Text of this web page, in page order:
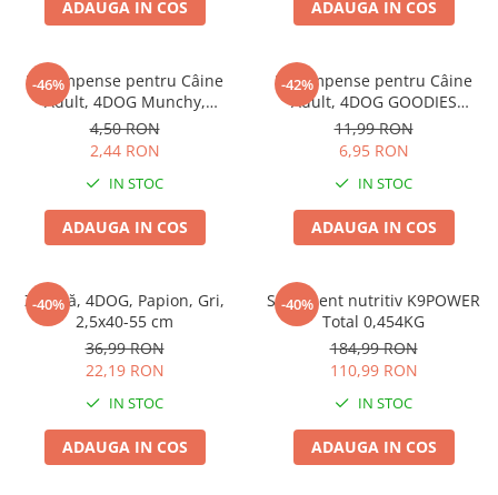
Pernuțe
Proteice
Umede
Îngrijire Pisici
Așternut Igienic Pisici
Igienă Pisici
Antiparazitare Pisici
Vitamine Pisici
Accesorii Pisici
Culcușuri & Saltele Pisici
Ansambluri Pisici
Castroane & Adapatori Pisici
Cuști & Genți Pisici
Litiere Pisici
ADAUGA IN COS ADAUGA IN COS
-46%
Recompense pentru Câine
Adult, 4DOG Munchy,
Batoane, Vită, 12.5cm, 10
bucăți
4,50 RON
2,44 RON
IN STOC
ADAUGA IN COS
-42%
Recompense pentru Câine
Adult, 4DOG GOODIES
Barbecue, Cotlete de Miel,
100g
11,99 RON
6,95 RON
IN STOC
ADAUGA IN COS
-40%
Zgardă, 4DOG, Papion, Gri,
2,5x40-55 cm
36,99 RON
22,19 RON
IN STOC
ADAUGA IN COS
-40%
Supliment nutritiv K9POWER
Total 0,454KG
184,99 RON
110,99 RON
IN STOC
ADAUGA IN COS